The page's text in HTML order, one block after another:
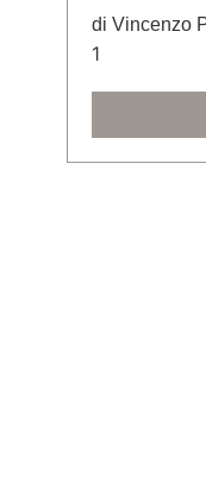
di Vincenzo